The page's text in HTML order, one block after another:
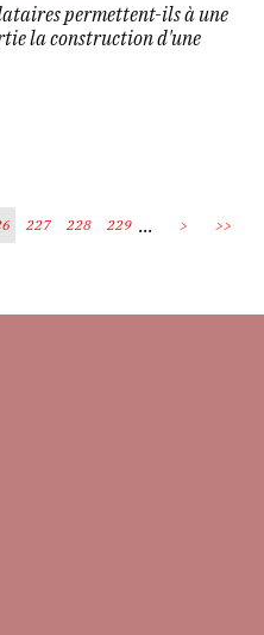
permettent-ils à une
la construction d'une
227 228 229 ... > >>